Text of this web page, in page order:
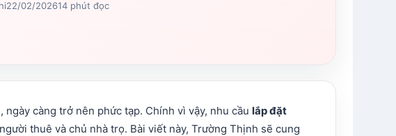
22/02/202614 phút đọc
càng trở nên phức tạp. Chính vì vậy, nhu cầu lắp đặt
thuê và chủ nhà trọ. Bài viết này, Trường Thịnh sẽ cung